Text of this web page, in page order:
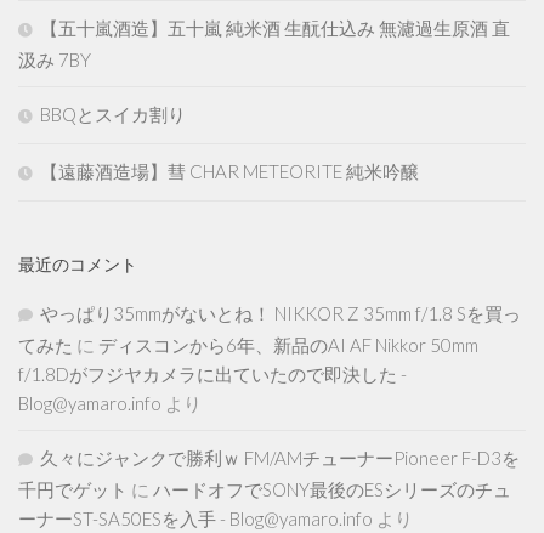
【五十嵐酒造】五十嵐 純米酒 生酛仕込み 無濾過生原酒 直
汲み 7BY
BBQとスイカ割り
【遠藤酒造場】彗 CHAR METEORITE 純米吟醸
最近のコメント
やっぱり35mmがないとね！ NIKKOR Z 35mm f/1.8 Sを買っ
てみた に ディスコンから6年、新品のAI AF Nikkor 50mm
f/1.8Dがフジヤカメラに出ていたので即決した -
Blog@yamaro.info より
久々にジャンクで勝利ｗ FM/AMチューナーPioneer F-D3を
千円でゲット に ハードオフでSONY最後のESシリーズのチュ
ーナーST-SA50ESを入手 - Blog@yamaro.info より